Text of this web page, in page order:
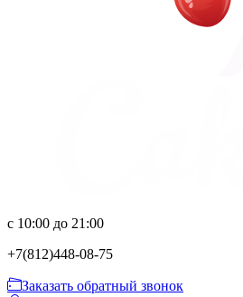
с 10:00 до 21:00
+7(812)448-08-75
Заказать обратный звонок